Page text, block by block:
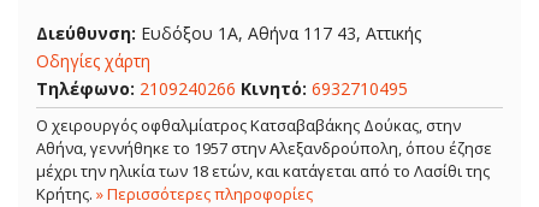
Διεύθυνση: Ευδόξου 1Α, Αθήνα 117 43, Αττικής
Οδηγίες χάρτη
Τηλέφωνο: 2109240266 Κινητό: 6932710495
Ο χειρουργός οφθαλμίατρος Κατσαβαβάκης Δούκας, στην
Αθήνα, γεννήθηκε το 1957 στην Αλεξανδρούπολη, όπου έζησε
μέχρι την ηλικία των 18 ετών, και κατάγεται από το Λασίθι της
Κρήτης. » Περισσότερες πληροφορίες